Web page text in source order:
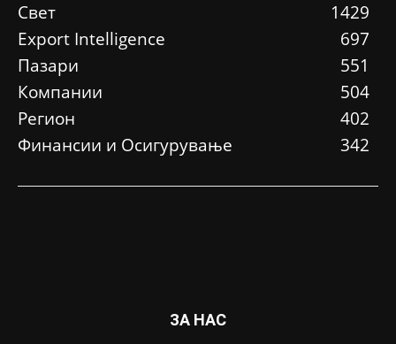
Свет
1429
Еxport Intelligence
697
Пазари
551
Компании
504
Регион
402
Финансии и Осигурување
342
ЗА НАС